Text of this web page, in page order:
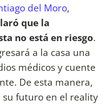
del Moro,
que la
no está en riesgo.
a la casa una
médicos y cuente
De esta manera,
su futuro en el reality